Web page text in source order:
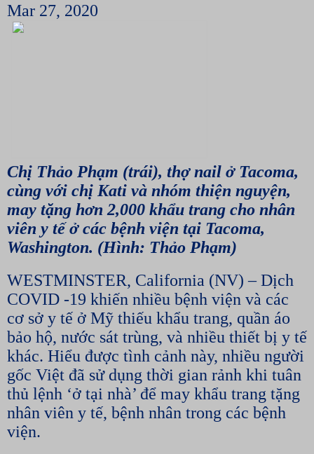
Mar 27, 2020
Chị Thảo Phạm (trái), thợ nail ở Tacoma,
cùng với chị Kati và nhóm thiện nguyện,
may tặng hơn 2,000 khẩu trang cho nhân
viên y tế ở các bệnh viện tại Tacoma,
Washington. (Hình: Thảo Phạm)
WESTMINSTER, California (NV) – Dịch
COVID -19 khiến nhiều bệnh viện và các
cơ sở y tế ở Mỹ thiếu khẩu trang, quần áo
bảo hộ, nước sát trùng, và nhiều thiết bị y tế
khác. Hiểu được tình cảnh này, nhiều người
gốc Việt đã sử dụng thời gian rảnh khi tuân
thủ lệnh ‘ở tại nhà’ để may khẩu trang tặng
nhân viên y tế, bệnh nhân trong các bệnh
viện.